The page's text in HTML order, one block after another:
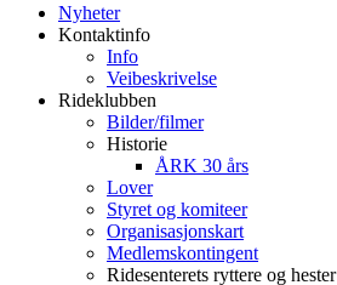
Nyheter
Kontaktinfo
Info
Veibeskrivelse
Rideklubben
Bilder/filmer
Historie
ÅRK 30 års
Lover
Styret og komiteer
Organisasjonskart
Medlemskontingent
Ridesenterets ryttere og hester